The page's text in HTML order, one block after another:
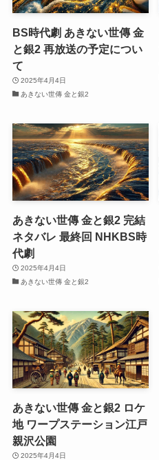
BS時代劇 あきない世傳 金
と銀2 再放送の予定につい
て
2025年4月4日
あきない世傳 金と銀2
あきない世傳 金と銀2 完結
ネタバレ 最終回 NHKBS時
代劇
2025年4月4日
あきない世傳 金と銀2
あきない世傳 金と銀2 ロケ
地 ワープステーション江戸
親沢公園
2025年4月4日